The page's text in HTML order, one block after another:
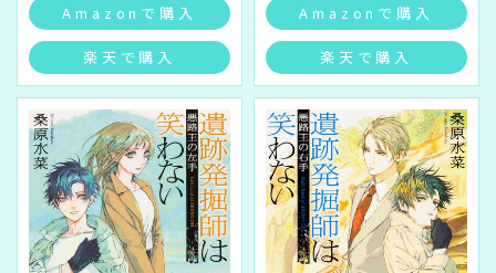
Amazonで購入
楽天で購入
Amazonで購入
楽天で購入